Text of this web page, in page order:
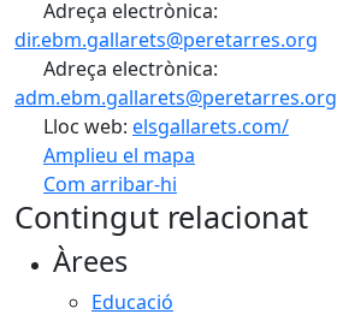
Adreça electrònica:
dir.ebm.gallarets@peretarres.org
Adreça electrònica:
adm.ebm.gallarets@peretarres.org
Lloc web: elsgallarets.com/
Amplieu el mapa
Com arribar-hi
+
−
Contingut relacionat
Àrees
Educació